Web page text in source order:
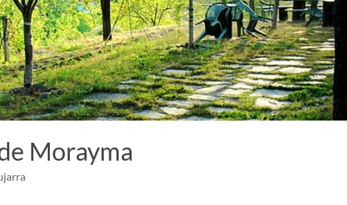
Morayma